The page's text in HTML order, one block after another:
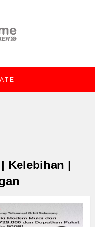
Kelebihan |